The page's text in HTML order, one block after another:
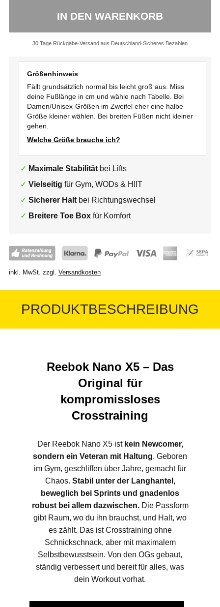
IN DEN WARENKORB
30 Tage Rückgabe Versand aus Deutschland Sicheres Bezahlen
Größenhinweis
Fällt grundsätzlich normal bis leicht groß aus. Miss
deine Fußlänge in cm und wähle nach Tabelle. Bei
Damen/Unisex-Größen im Zweifel eher eine halbe
Größe kleiner wählen. Bei breiten Füßen nicht kleiner
gehen.
Welche Größe brauche ich?
Maximale Stabilitätbei Lifts
Vielseitig für Gym, WODs & HIIT
Sicherer Haltbei Richtungswechsel
Breitere Toe Boxfür Komfort
inkl. MwSt. zzgl. Versandkosten
PRODUKTBESCHREIBUNG
Reebok Nano X5 – Das
Original für
kompromissloses
Crosstraining
Der Reebok Nano X5 ist kein Newcomer,
sondern ein Veteran mit Haltung. Geboren
im Gym, geschliffen über Jahre, gemacht für
Chaos. Stabil unter der Langhantel,
beweglich bei Sprints und gnadenlos
robust bei allem dazwischen.Die Passform
gibt Raum, wo du ihn brauchst, und Halt, wo
es zählt. Das ist Crosstraining ohne
Schnickschnack, aber mit maximalem
Selbstbewusstsein. Von den OGs gebaut,
ständig verbessert und bereit für alles, was
dein Workout vorhat.